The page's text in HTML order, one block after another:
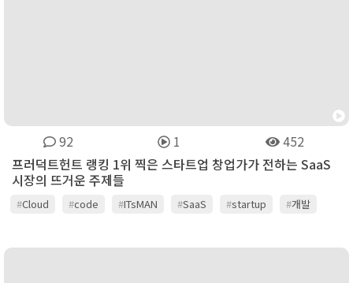
92 1
452
프러덕트헌트 랭킹 1위 찍은 스타트업 창업가가 전하는 SaaS
시장의 뜨거운 주제들
#Cloud #code #ITsMAN #SaaS #startup #개발